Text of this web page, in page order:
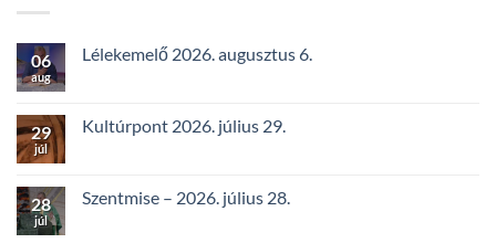
06
aug
Lélekemelő 2026. augusztus 6.
29
júl
Kultúrpont 2026. július 29.
28
júl
Szentmise – 2026. július 28.